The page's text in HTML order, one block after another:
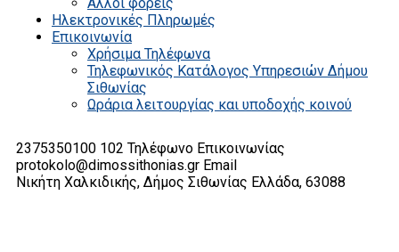
Ηλεκτρονικές Πληρωμές
Επικοινωνία
Χρήσιμα Τηλέφωνα
Τηλεφωνικός Κατάλογος Υπηρεσιών Δήμου
Σιθωνίας
Ωράρια λειτουργίας και υποδοχής κοινού
2375350100 102 Τηλέφωνο Επικοινωνίας
protokolo@dimossithonias.gr Email
Νικήτη Χαλκιδικής, Δήμος Σιθωνίας Ελλάδα, 63088